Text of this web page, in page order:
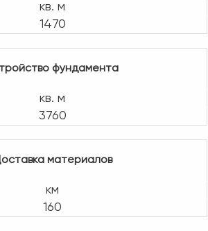
кв. м
1470
фундамента
кв. м
3760
материалов
км
160